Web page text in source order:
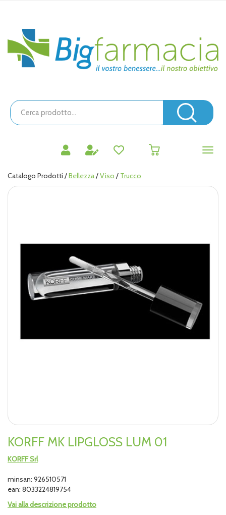
principaleBigfarmacia
Cerca
Prodotto
Catalogo Prodotti /Bellezza/Viso / Trucco
KORFF MK LIPGLOSS LUM 01
KORFF Srl
minsan: 926510571
ean: 8033224819754
Vai alla descrizione prodotto